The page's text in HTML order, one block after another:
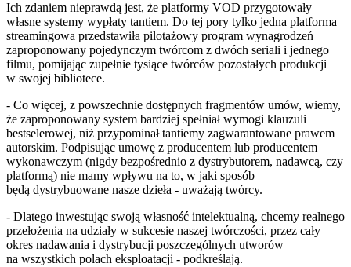
Ich zdaniem nieprawdą jest, że platformy VOD przygotowały
własne systemy wypłaty tantiem. Do tej pory tylko jedna platforma
streamingowa przedstawiła pilotażowy program wynagrodzeń
zaproponowany pojedynczym twórcom z dwóch seriali i jednego
filmu, pomijając zupełnie tysiące twórców pozostałych produkcji
w swojej bibliotece.
- Co więcej, z powszechnie dostępnych fragmentów umów, wiemy,
że zaproponowany system bardziej spełniał wymogi klauzuli
bestselerowej, niż przypominał tantiemy zagwarantowane prawem
autorskim. Podpisując umowę z producentem lub producentem
wykonawczym (nigdy bezpośrednio z dystrybutorem, nadawcą, czy
platformą) nie mamy wpływu na to, w jaki sposób
będą dystrybuowane nasze dzieła - uważają twórcy.
- Dlatego inwestując swoją własność intelektualną, chcemy realnego
przełożenia na udziały w sukcesie naszej twórczości, przez cały
okres nadawania i dystrybucji poszczególnych utworów
na wszystkich polach eksploatacji - podkreślają.